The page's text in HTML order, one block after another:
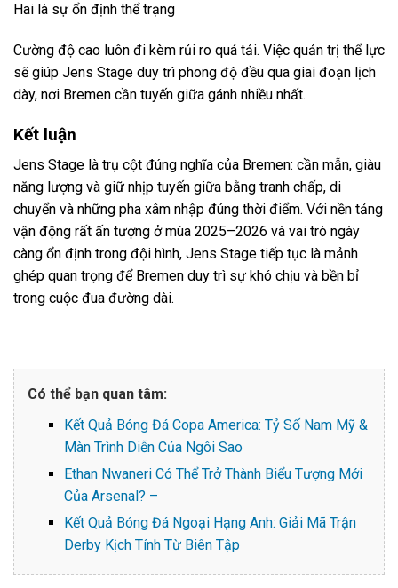
Hai là sự ổn định thể trạng
Cường độ cao luôn đi kèm rủi ro quá tải. Việc quản trị thể lực
sẽ giúp Jens Stage duy trì phong độ đều qua giai đoạn lịch
dày, nơi Bremen cần tuyến giữa gánh nhiều nhất.
Kết luận
Jens Stage là trụ cột đúng nghĩa của Bremen: cần mẫn, giàu
năng lượng và giữ nhịp tuyến giữa bằng tranh chấp, di
chuyển và những pha xâm nhập đúng thời điểm. Với nền tảng
vận động rất ấn tượng ở mùa 2025–2026 và vai trò ngày
càng ổn định trong đội hình, Jens Stage tiếp tục là mảnh
ghép quan trọng để Bremen duy trì sự khó chịu và bền bỉ
trong cuộc đua đường dài.
Có thể bạn quan tâm:
Kết Quả Bóng Đá Copa America: Tỷ Số Nam Mỹ &
Màn Trình Diễn Của Ngôi Sao
Ethan Nwaneri Có Thể Trở Thành Biểu Tượng Mới
Của Arsenal? –
Kết Quả Bóng Đá Ngoại Hạng Anh: Giải Mã Trận
Derby Kịch Tính Từ Biên Tập